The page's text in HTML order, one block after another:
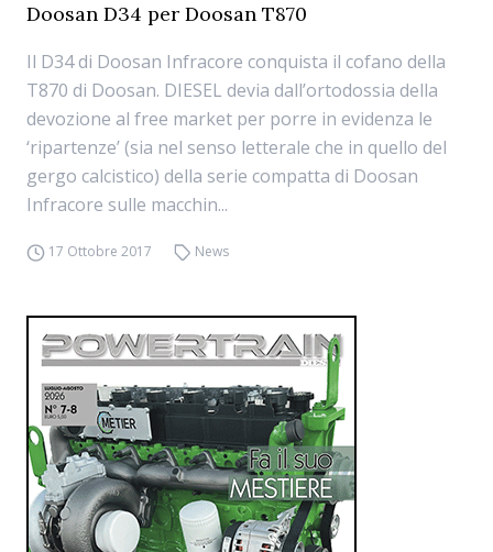
Doosan D34 per Doosan T870
Il D34 di Doosan Infracore conquista il cofano della
T870 di Doosan. DIESEL devia dall’ortodossia della
devozione al free market per porre in evidenza le
‘ripartenze’ (sia nel senso letterale che in quello del
gergo calcistico) della serie compatta di Doosan
Infracore sulle macchin...
17 Ottobre 2017 News